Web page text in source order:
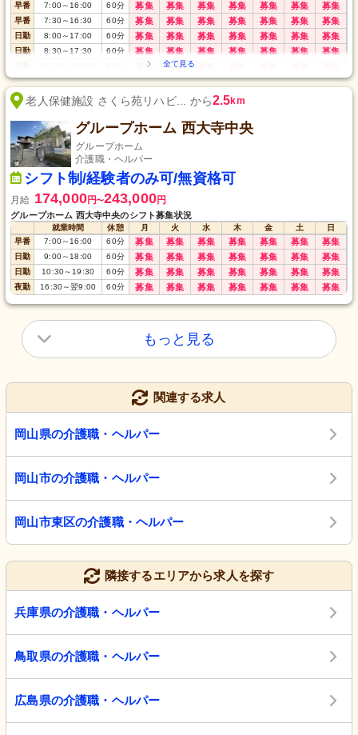
早番
7:00～16:00 60分 募集 募集 募集 募集 募集 募集 募集
早番 7:30～16:30 60分 募集 募集 募集 募集 募集 募集 募集
日勤 8:00～17:00 60分 募集 募集 募集 募集 募集 募集 募集
日勤 8:30～ 17:30 60分 募集 募集 募集 募集 募集 募集 募集
募集 募集
夜勤 16:30～翌9:30 60分 募集 募集 募集 募集 募集 募集 募集
老人保健施設 さくら苑リハビ... から2.5km
グループホーム 西大寺中央
グループホーム
介護職・ヘルパー
シフト制/経験者のみ可/無資格可
月給 174,000円〜243,000円
グループホーム 西大寺中央のシフト募集状況
就業時間 休憩 月 火 水 木 金 土
日
早番
7:00～16:00 60分 募集 募集 募集 募集 募集 募集 募集
日勤 9:00～18:00 60分 募集 募集 募集 募集 募集 募集 募集
日勤 10:30～19:30 60分 募集 募集 募集 募集 募集 募集 募集
夜勤 16:30～翌9:00 60分 募集 募集 募集 募集 募集 募集 募集
もっと見る
関連する求人
岡山県の介護職・ヘルパー
岡山市の介護職・ヘルパー
岡山市東区の介護職・ヘルパー
隣接するエリアから求人を探す
兵庫県の介護職・ヘルパー
鳥取県の介護職・ヘルパー
広島県の介護職・ヘルパー